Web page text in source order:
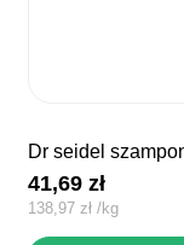
dr seidel
41,69zł
138,97zł /kg